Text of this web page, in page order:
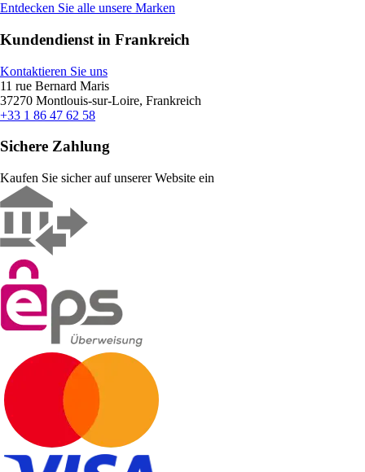
Entdecken Sie alle unsere Marken
Kundendienst in Frankreich
Kontaktieren Sie uns
11 rue Bernard Maris
37270 Montlouis-sur-Loire, Frankreich
+33 1 86 47 62 58
Sichere Zahlung
Kaufen Sie sicher auf unserer Website ein